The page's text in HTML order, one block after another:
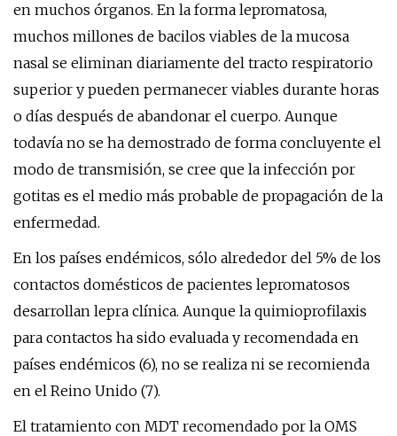
en muchos órganos. En la forma lepromatosa,
muchos millones de bacilos viables de la mucosa
nasal se eliminan diariamente del tracto respiratorio
superior y pueden permanecer viables durante horas
o días después de abandonar el cuerpo. Aunque
todavía no se ha demostrado de forma concluyente el
modo de transmisión, se cree que la infección por
gotitas es el medio más probable de propagación de la
enfermedad.
En los países endémicos, sólo alrededor del 5% de los
contactos domésticos de pacientes lepromatosos
desarrollan lepra clínica. Aunque la quimioprofilaxis
para contactos ha sido evaluada y recomendada en
países endémicos (6), no se realiza ni se recomienda
en el Reino Unido (7).
El tratamiento con MDT recomendado por la OMS